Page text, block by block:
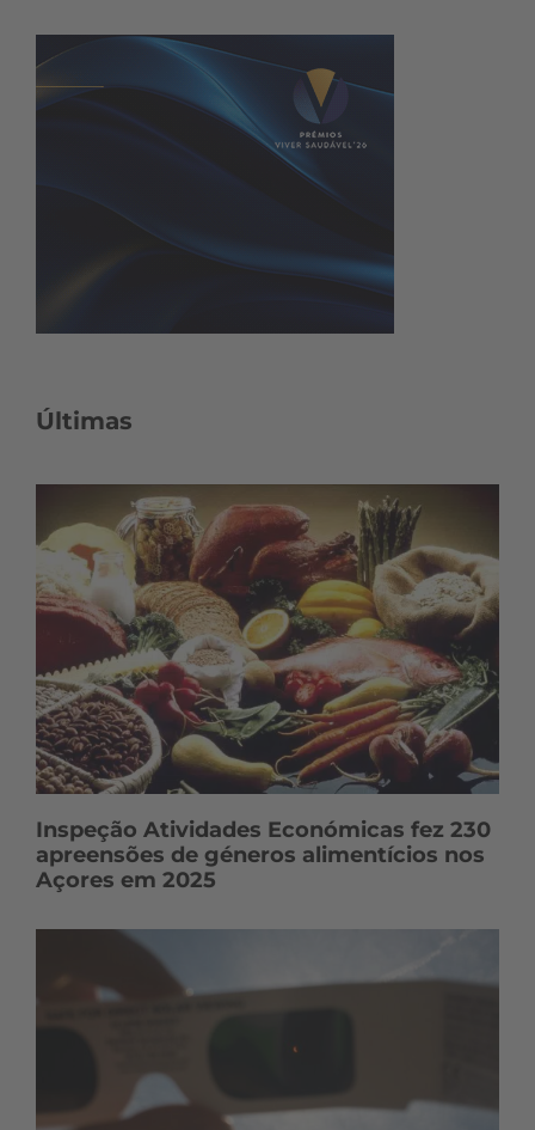
Últimas
Inspeção Atividades Económicas fez 230
apreensões de géneros alimentícios nos
Açores em 2025